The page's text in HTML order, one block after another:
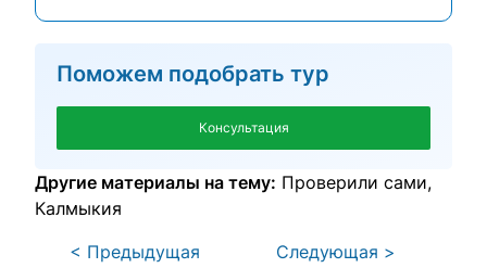
Поможем подобрать тур
Консультация
Другие материалы на тему: Проверили сами
Калмыкия
< Предыдущая
Следующая >